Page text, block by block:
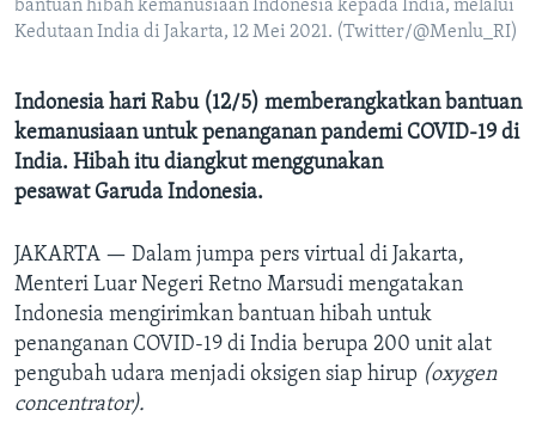
bantuan hibah kemanusiaan Indonesia kepada India, melalui
Kedutaan India di Jakarta, 12 Mei 2021. (Twitter/@Menlu_RI)
Indonesia hari Rabu (12/5) memberangkatkan bantuan
kemanusiaan untuk penanganan pandemi COVID-19 di
India. Hibah itu diangkut menggunakan
pesawat Garuda Indonesia.
JAKARTA — ​Dalam jumpa pers virtual di Jakarta,
Menteri Luar Negeri Retno Marsudi mengatakan
Indonesia mengirimkan bantuan hibah untuk
penanganan COVID-19 di India berupa 200 unit alat
pengubah udara menjadi oksigen siap hirup (oxygen
concentrator).